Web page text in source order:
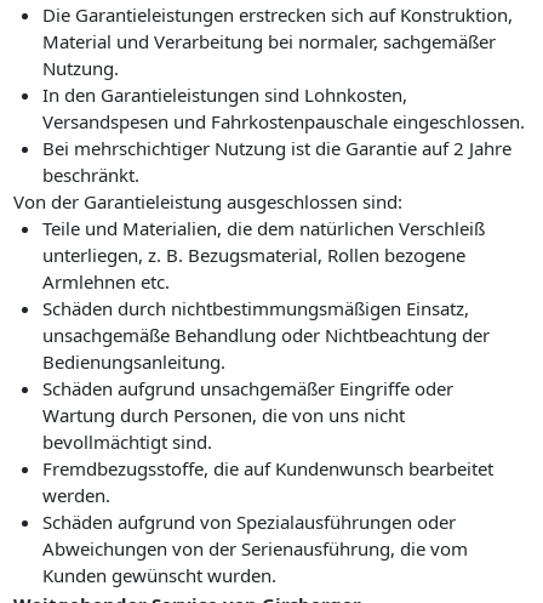
Die Garantieleistungen erstrecken sich auf Konstruktion,
Material und Verarbeitung bei normaler, sachgemäßer
Nutzung.
In den Garantieleistungen sind Lohnkosten,
Versandspesen und Fahrkostenpauschale eingeschlossen.
Bei mehrschichtiger Nutzung ist die Garantie auf 2 Jahre
beschränkt.
Von der Garantieleistung ausgeschlossen sind:
Teile und Materialien, die dem natürlichen Verschleiß
unterliegen, z. B. Bezugsmaterial, Rollen bezogene
Armlehnen etc.
Schäden durch nichtbestimmungsmäßigen Einsatz,
unsachgemäße Behandlung oder Nichtbeachtung der
Bedienungsanleitung.
Schäden aufgrund unsachgemäßer Eingriffe oder
Wartung durch Personen, die von uns nicht
bevollmächtigt sind.
Fremdbezugsstoffe, die auf Kundenwunsch bearbeitet
werden.
Schäden aufgrund von Spezialausführungen oder
Abweichungen von der Serienausführung, die vom
Kunden gewünscht wurden.